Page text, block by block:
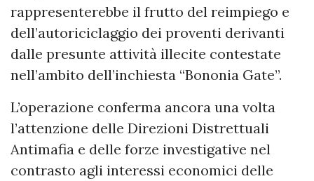
rappresenterebbe il frutto del reimpiego e
dell’autoriciclaggio dei proventi derivanti
dalle presunte attività illecite contestate
nell’ambito dell’inchiesta “Bononia Gate”.
L’operazione conferma ancora una volta
l’attenzione delle Direzioni Distrettuali
Antimafia e delle forze investigative nel
contrasto agli interessi economici delle